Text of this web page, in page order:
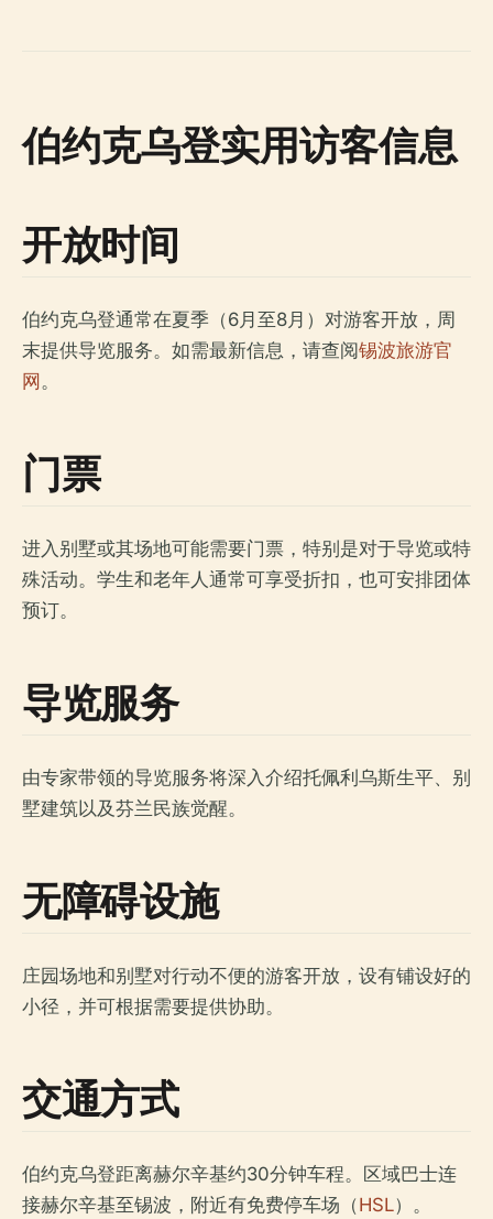
伯约克乌登实用访客信息
开放时间
伯约克乌登通常在夏季（6月至8月）对游客开放，周
末提供导览服务。如需最新信息，请查阅锡波旅游官
网。
门票
进入别墅或其场地可能需要门票，特别是对于导览或特
殊活动。学生和老年人通常可享受折扣，也可安排团体
预订。
导览服务
由专家带领的导览服务将深入介绍托佩利乌斯生平、别
墅建筑以及芬兰民族觉醒。
无障碍设施
庄园场地和别墅对行动不便的游客开放，设有铺设好的
小径，并可根据需要提供协助。
交通方式
伯约克乌登距离赫尔辛基约30分钟车程。区域巴士连
接赫尔辛基至锡波，附近有免费停车场（HSL）。